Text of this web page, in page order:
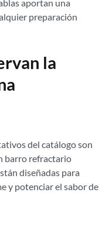
aportan una
preparación
la
del catálogo son
barro refractario
diseñadas para
y potenciar el sabor de